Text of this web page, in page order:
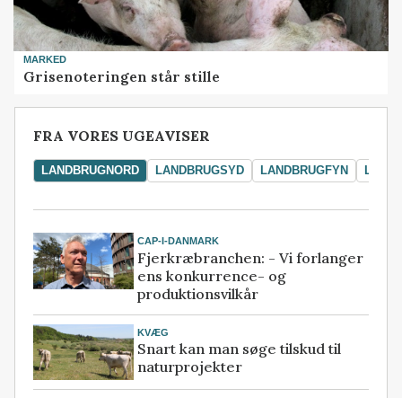
MARKED
Grisenoteringen står stille
FRA VORES UGEAVISER
LANDBRUGNORD LANDBRUGSYD LANDBRUGFYN
CAP-I-DANMARK
Fjerkræbranchen: - Vi forlanger
ens konkurrence- og
produktionsvilkår
KVÆG
Snart kan man søge tilskud til
naturprojekter